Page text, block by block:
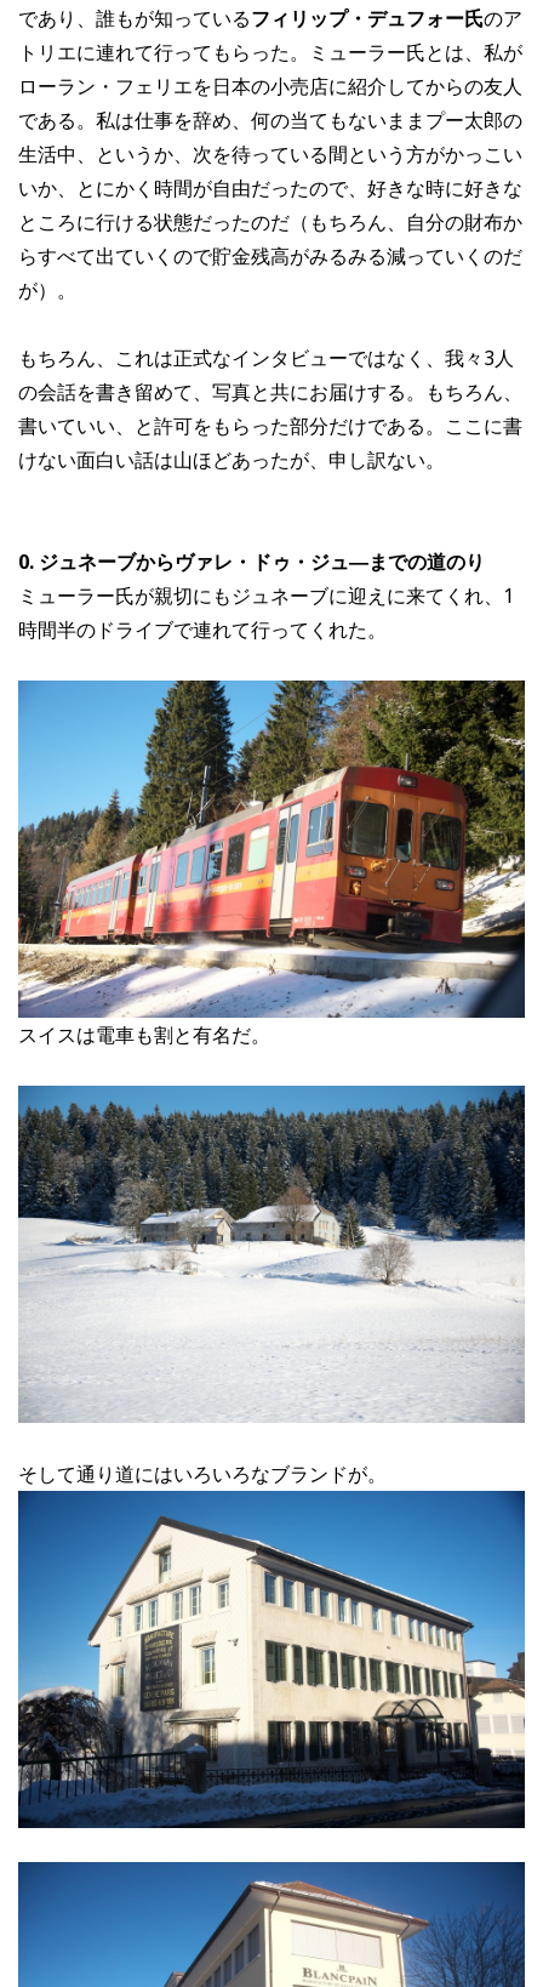
であり、誰もが知っているフィリップ・デュフォー氏のア
トリエに連れて行ってもらった。ミューラー氏とは、私が
ローラン・フェリエを日本の小売店に紹介してからの友人
である。私は仕事を辞め、何の当てもないままプー太郎の
生活中、というか、次を待っている間という方がかっこい
いか、とにかく時間が自由だったので、好きな時に好きな
ところに行ける状態だったのだ（もちろん、自分の財布か
らすべて出ていくので貯金残高がみるみる減っていくのだ
が）。
もちろん、これは正式なインタビューではなく、我々3人
の会話を書き留めて、写真と共にお届けする。もちろん、
書いていい、と許可をもらった部分だけである。ここに書
けない面白い話は山ほどあったが、申し訳ない。
0. ジュネーブからヴァレ・ドゥ・ジュ―までの道のり
ミューラー氏が親切にもジュネーブに迎えに来てくれ、1
時間半のドライブで連れて行ってくれた。
スイスは電車も割と有名だ。
そして通り道にはいろいろなブランドが。